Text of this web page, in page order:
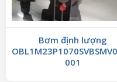
Bơm định lượng
001